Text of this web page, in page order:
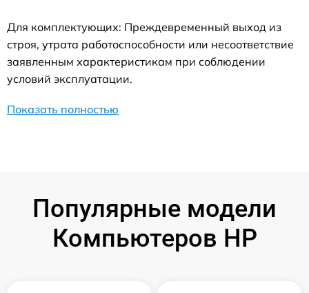
Для комплектующих: Преждевременный выход из
строя, утрата работоспособности или несоответствие
заявленным характеристикам при соблюдении
условий эксплуатации.
Показать полностью
Популярные модели
Компьютеров HP